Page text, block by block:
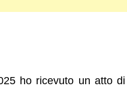
ho ricevuto un atto